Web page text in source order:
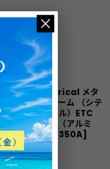
City Theatrical メタ
ルカラーフレーム （シテ
ィシアトリカル）ETC
ソースフォー（アルミ
製）[CTI_2350A]